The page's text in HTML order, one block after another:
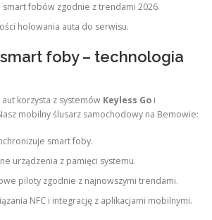
fobów zgodnie z trendami 2026.
holowania auta do serwisu.
foby – technologia
korzysta z systemów Keyless Go i
mobilny ślusarz samochodowy na Bemowie:
smart foby.
urządzenia z pamięci systemu.
piloty zgodnie z najnowszymi trendami.
NFC i integrację z aplikacjami mobilnymi.